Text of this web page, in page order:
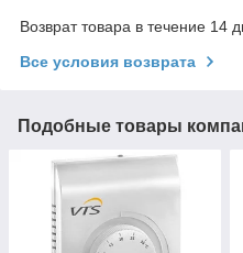
Возврат товара в течение 14
Все условия возврата
Подобные товары